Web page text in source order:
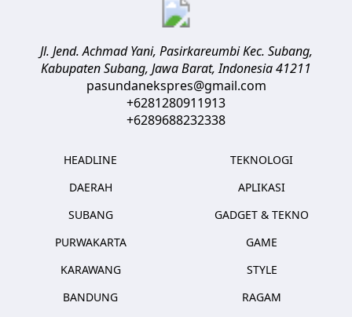
Jl. Jend. Achmad Yani, Pasirkareumbi Kec. Subang,
Kabupaten Subang, Jawa Barat,Indonesia41211
pasundanekspres@gmail.com
+6281280911913
+6289688232338
HEADLINE
DAERAH
SUBANG
PURWAKARTA
KARAWANG
BANDUNG
TEKNOLOGI
APLIKASI
GADGET & TEKNO
GAME
STYLE
RAGAM